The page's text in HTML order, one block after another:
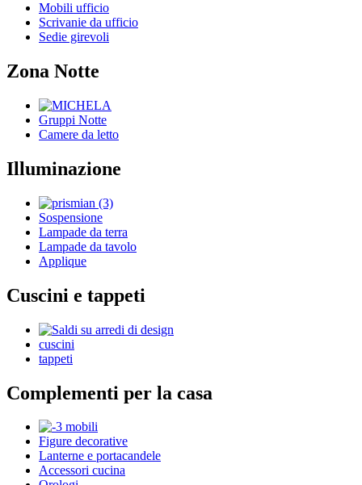
Mobili ufficio
Scrivanie da ufficio
Sedie girevoli
Zona Notte
Gruppi Notte
Camere da letto
Illuminazione
Sospensione
Lampade da terra
Lampade da tavolo
Applique
Cuscini e tappeti
cuscini
tappeti
Complementi per la casa
Figure decorative
Lanterne e portacandele
Accessori cucina